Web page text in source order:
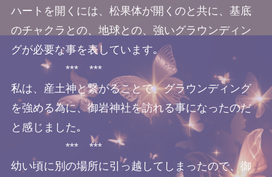
ハートを開くには、松果体が開くのと共に、基底
のチャクラとの、地球との、強いグラウンディン
グが必要な事を表しています｡
*** ***
私は、産土神と繋がることで、グラウンディング
を強める為に、御岩神社を訪れる事になったのだ
と感じました｡
*** ***
幼い頃に別の場所に引っ越してしまったので、御